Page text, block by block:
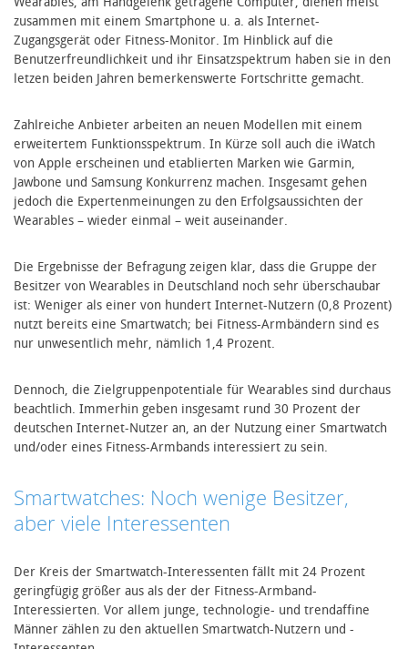
zusammen mit einem Smartphone u. a. als Internet-
Zugangsgerät oder Fitness-Monitor. Im Hinblick auf die
Benutzerfreundlichkeit und ihr Einsatzspektrum haben sie in den
letzen beiden Jahren bemerkenswerte Fortschritte gemacht.
Zahlreiche Anbieter arbeiten an neuen Modellen mit einem
erweitertem Funktionsspektrum. In Kürze soll auch die iWatch
von Apple erscheinen und etablierten Marken wie Garmin,
Jawbone und Samsung Konkurrenz machen. Insgesamt gehen
jedoch die Expertenmeinungen zu den Erfolgsaussichten der
Wearables – wieder einmal – weit auseinander.
Die Ergebnisse der Befragung zeigen klar, dass die Gruppe der
Besitzer von Wearables in Deutschland noch sehr überschaubar
ist: Weniger als einer von hundert Internet-Nutzern (0,8 Prozent)
nutzt bereits eine Smartwatch; bei Fitness-Armbändern sind es
nur unwesentlich mehr, nämlich 1,4 Prozent.
Dennoch, die Zielgruppenpotentiale für Wearables sind durchaus
beachtlich. Immerhin geben insgesamt rund 30 Prozent der
deutschen Internet-Nutzer an, an der Nutzung einer Smartwatch
und/oder eines Fitness-Armbands interessiert zu sein.
Smartwatches: Noch wenige Besitzer,
aber viele Interessenten
Der Kreis der Smartwatch-Interessenten fällt mit 24 Prozent
geringfügig größer aus als der der Fitness-Armband-
Interessierten. Vor allem junge, technologie- und trendaffine
Männer zählen zu den aktuellen Smartwatch-Nutzern und -